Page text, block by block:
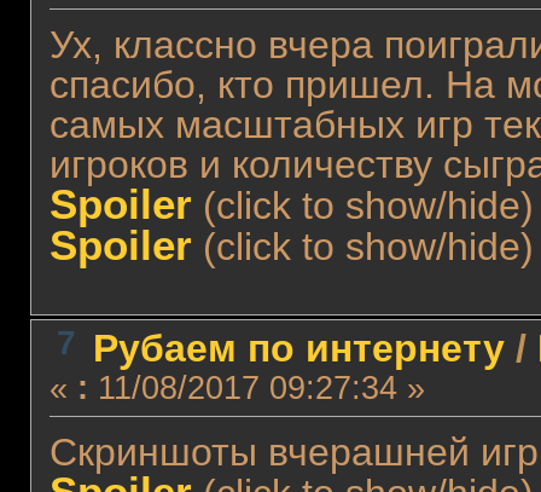
Ух, классно вчера
спасибо, кто пришел. На
самых масштабных игр
игроков и количеству
Spoiler (click to show/hide)
Spoiler (click to show/hide)
7 Рубаем по интернету/
« : 11/08/2017 09:27:34 »
Скриншоты вчерашней